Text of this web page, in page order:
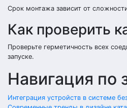
Срок монтажа зависит от
Как проверить
Проверьте герметичность всех
запуске.
Навигация по
Интеграция устройств в системе